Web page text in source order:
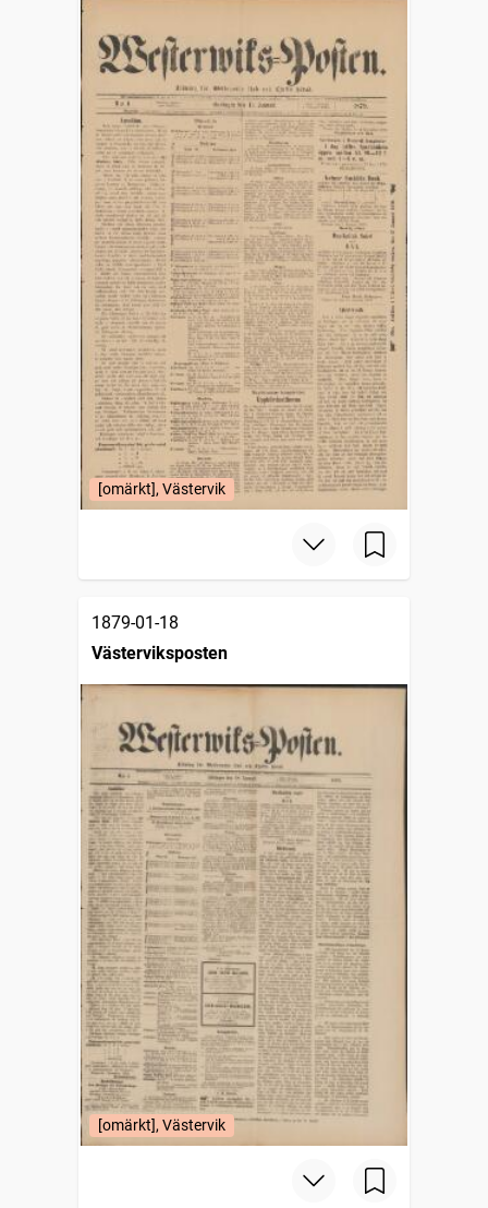
[omärkt], Västervik
1879-01-18
Västerviksposten
[omärkt], Västervik